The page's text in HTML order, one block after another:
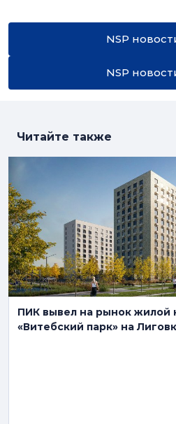
NSP
NSP
Читайте также
ПИК вывел на рынок жилой
«Витебский парк» на